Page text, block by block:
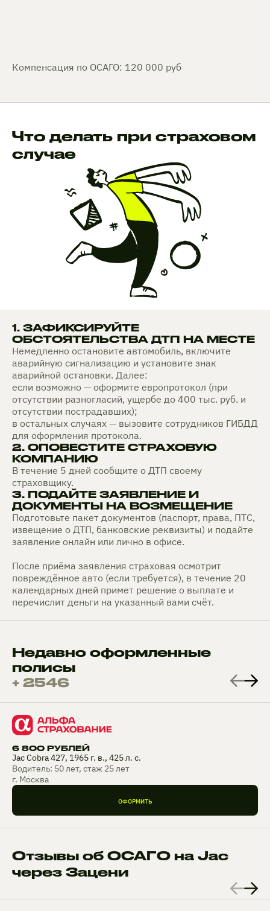
Компенсация по ОСАГО: 120 000 руб
Что делать при страховом
случае
1. ЗАФИКСИРУЙТЕ
ОБСТОЯТЕЛЬСТВА ДТП НА МЕСТЕ
Немедленно остановите автомобиль, включите
аварийную сигнализацию и установите знак
аварийной остановки. Далее:
если возможно — оформите европротокол (при
отсутствии разногласий, ущербе до 400 тыс. руб. и
отсутствии пострадавших);
в остальных случаях — вызовите сотрудников ГИБДД
для оформления протокола.
2. ОПОВЕСТИТЕ СТРАХОВУЮ
КОМПАНИЮ
В течение 5 дней сообщите о ДТП своему
страховщику.
3. ПОДАЙТЕ ЗАЯВЛЕНИЕ И
ДОКУМЕНТЫ НА ВОЗМЕЩЕНИЕ
Подготовьте пакет документов (паспорт, права, ПТС,
извещение о ДТП, банковские реквизиты) и подайте
заявление онлайн или лично в офисе.
После приёма заявления страховая осмотрит
повреждённое авто (если требуется), в течение 20
календарных дней примет решение о выплате и
перечислит деньги на указанный вами счёт.
Недавно оформленные
полисы
+ 2546
6 800 РУБЛЕЙ
Jac Cobra 427, 1965 г. в., 425 л. с.
Водитель: 50 лет, стаж 25 лет
г. Москва
ОФОРМИТЬ
Отзывы об ОСАГО на Jac
через Зацени